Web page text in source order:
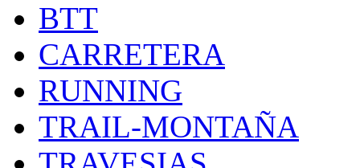
BTT
CARRETERA
RUNNING
TRAIL-MONTAÑA